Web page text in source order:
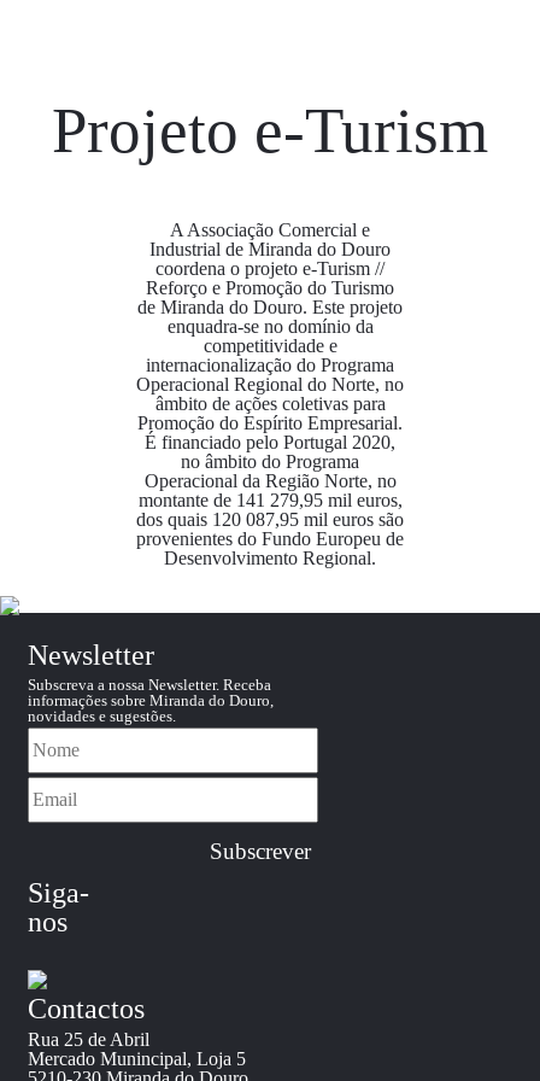
Projeto e-Turism
A Associação Comercial e
Industrial de Miranda do Douro
coordena o projeto e-Turism //
Reforço e Promoção do Turismo
de Miranda do Douro. Este projeto
enquadra-se no domínio da
competitividade e
internacionalização do Programa
Operacional Regional do Norte, no
âmbito de ações coletivas para
Promoção do Espírito Empresarial.
É financiado pelo Portugal 2020,
no âmbito do Programa
Operacional da Região Norte, no
montante de 141 279,95 mil euros,
dos quais 120 087,95 mil euros são
provenientes do Fundo Europeu de
Desenvolvimento Regional.
Newsletter
Subscreva a nossa Newsletter. Receba
informações sobre Miranda do Douro,
novidades e sugestões.
Siga-
nos
Contactos
Rua 25 de Abril
Mercado Munincipal, Loja 5